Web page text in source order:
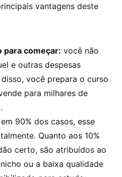
vantagens deste
para começar: você não
e outras despesas
você prepara o curso
para milhares de
em 90% dos casos, esse
Quanto aos 10%
certo, são atribuídos ao
ou a baixa qualidade